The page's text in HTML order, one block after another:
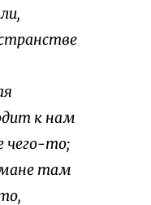
к нам
чего-то;
там